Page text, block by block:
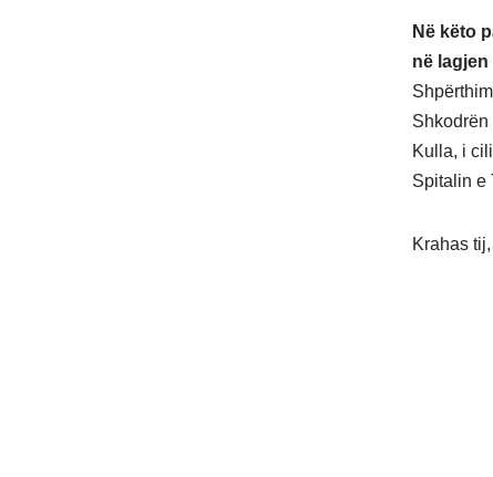
Në këto
në
Shkodrën
Kulla, i
Spitalin e
Krahas